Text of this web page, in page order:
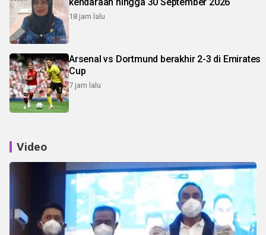
18 jam lalu
Arsenal vs Dortmund berakhir 2-3 di Emirates
Cup
7 jam lalu
Video